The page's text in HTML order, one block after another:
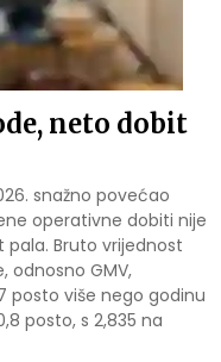
neto dobit
snažno povećao
operativne dobiti nije
Bruto vrijednost
odnosno GMV,
posto više nego godinu
posto, s 2,835 na